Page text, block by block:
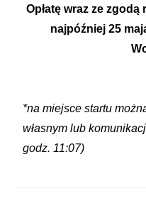
Opłatę wraz ze
najpóźniej 25
*na miejsce startu
własnym lub
godz. 11:07)